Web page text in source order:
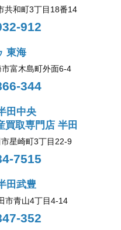
和町3丁目18番14
912
東海
富木島町外面6-4
344
田中央
買取専門店 半田
星崎町3丁目22-9
7515
田武豊
市青山4丁目4-14
352